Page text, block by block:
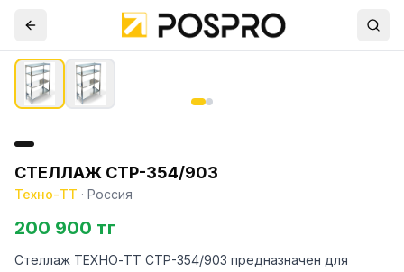
СТЕЛЛАЖ СТР-354/903
Техно-ТТ · Россия
200 900 тг
Стеллаж ТЕХНО-ТТ СТР-354/903 предназначен для